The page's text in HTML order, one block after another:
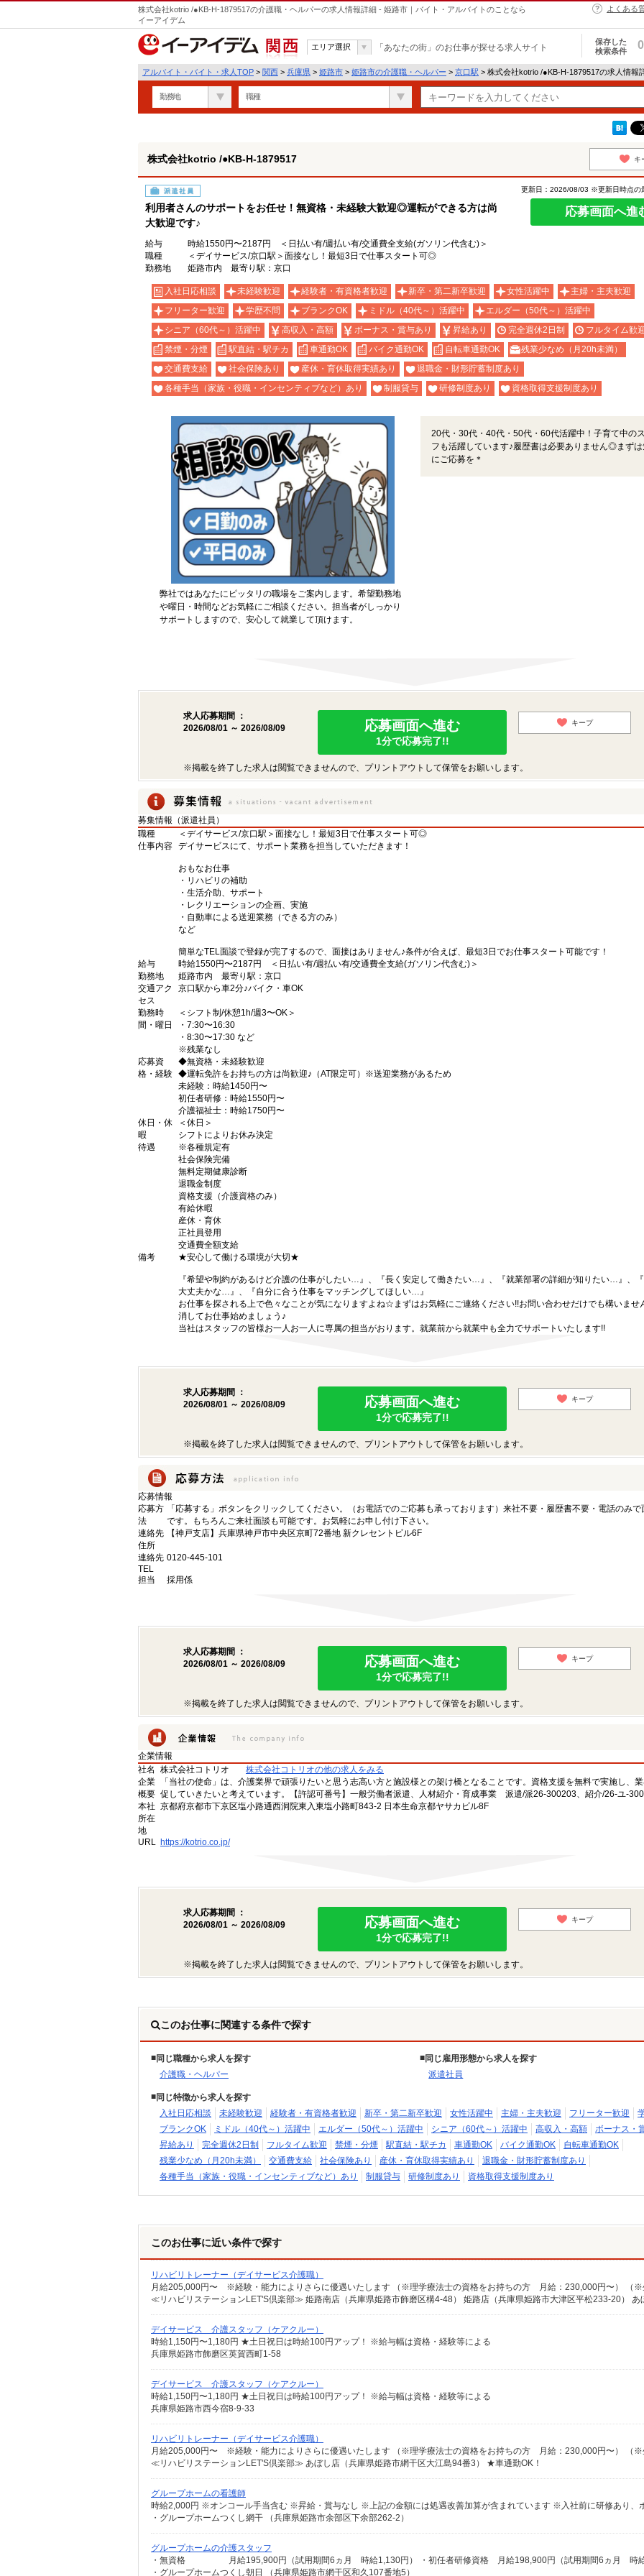
株式会社kotrio /●KB-H-1879517の介護職・ヘルパーの求人情報詳細 - 姫路市｜バイト・アルバイトのことなら
イーアイデム
よくある
関西
エリア選択 「あなたの街」のお仕事が探せる求人サイト
保存した
検索条件
0
アルバイト・バイト・求人TOP > 関西 > 兵庫県 > 姫路市 > 姫路市の介護職・ヘルパー > 京口駅 > 株式会社kotrio /●KB-H-1879517の求人情報
勤務地 職種
株式会社kotrio /●KB-H-1879517 キ
派遣社員
利用者さんのサポートをお任せ！無資格・未経験大歓迎◎運転ができる方は尚
大歓迎です♪
更新日：2026/08/03 ※更新日時点の
応募画面へ進
給与
時給1550円〜2187円 ＜日払い有/週払い有/交通費全支給(ガソリン代含む)＞
職種
＜デイサービス/京口駅＞面接なし！最短3日で仕事スタート可◎
勤務地
姫路市内 最寄り駅：京口
入社日応相談 未経験歓迎 経験者・有資格者歓迎 新卒・第二新卒歓迎 女性活躍中
主婦・主夫歓迎
フリーター歓迎
学歴不問 ブランクOK ミドル（40代～）活躍中
エルダー（50代～）活躍中
シニア（60代～）活躍中
高収入・高額 ボーナス・賞与あり 昇給あり 完全週休2日制
フルタイム歓
禁煙・分煙
駅直結・駅チカ 車通勤OK バイク通勤OK 自転車通勤OK
残業少なめ（月20h未満）
交通費支給
社会保険あり 産休・育休取得実績あり
退職金・財形貯蓄制度あり
各種手当（家族・役職・インセンティブなど）あり
制服貸与 研修制度あり 資格取得支援制度あり
弊社ではあなたにピッタリの職場をご案内します。希望勤務地
や曜日・時間などお気軽にご相談ください。担当者がしっかり
サポートしますので、安心して就業して頂けます。
20代・30代・40代・50代・60代活躍中！子育て中の
フも活躍しています♪履歴書は必要ありません◎まずは
にご応募を＊
求人応募期間 ：
2026/08/01 ～ 2026/08/09
応募画面へ進む
1分で応募完了!!
キープ
※掲載を終了した求人は閲覧できませんので、プリントアウトして保管をお願いします。
募集情報（派遣社員）
職種
＜デイサービス/京口駅＞面接なし！最短3日で仕事スタート可◎
仕事内容 デイサービスにて、サポート業務を担当していただきます！
おもなお仕事
・リハビリの補助
・生活介助、サポート
・レクリエーションの企画、実施
・自動車による送迎業務（できる方のみ）
など
簡単なTEL面談で登録が完了するので、面接はありません♪条件が合えば、最短3日でお仕事スタート可能です！
給与
時給1550円〜2187円 ＜日払い有/週払い有/交通費全支給(ガソリン代含む)＞
勤務地
姫路市内 最寄り駅：京口
交通アク
セス
京口駅から車2分♪バイク・車OK
勤務時
間・曜日
＜シフト制/休憩1h/週3〜OK＞
・7:30〜16:30
・8:30〜17:30 など
※残業なし
応募資
格・経験
◆無資格・未経験歓迎
◆運転免許をお持ちの方は尚歓迎♪（AT限定可）※送迎業務があるため
未経験：時給1450円〜
初任者研修：時給1550円〜
介護福祉士：時給1750円〜
休日・休
暇
＜休日＞
シフトによりお休み決定
待遇
※各種規定有
社会保険完備
無料定期健康診断
退職金制度
資格支援（介護資格のみ）
有給休暇
産休・育休
正社員登用
交通費全額支給
備考
★安心して働ける環境が大切★
『希望や制約があるけど介護の仕事がしたい…』、『長く安定して働きたい…』、『就業部署の詳細が知りたい…』、
大丈夫かな…』、『自分に合う仕事をマッチングしてほしい…』
お仕事を探される上で色々なことが気になりますよね☆まずはお気軽にご連絡ください!!お問い合わせだけでも構いませ
消してお仕事始めましょう♪
当社はスタッフの皆様お一人お一人に専属の担当がおります。就業前から就業中も全力でサポートいたします!!
求人応募期間 ：
2026/08/01 ～ 2026/08/09
応募画面へ進む
1分で応募完了!!
キープ
※掲載を終了した求人は閲覧できませんので、プリントアウトして保管をお願いします。
応募情報
応募方
法
「応募する」ボタンをクリックしてください。（お電話でのご応募も承っております）来社不要・履歴書不要・電話のみで
です。もちろんご来社面談も可能です。お気軽にお申し付け下さい。
連絡先
住所
【神戸支店】兵庫県神戸市中央区京町72番地 新クレセントビル6F
連絡先
TEL
0120-445-101
担当 採用係
求人応募期間 ：
2026/08/01 ～ 2026/08/09
応募画面へ進む
1分で応募完了!!
キープ
※掲載を終了した求人は閲覧できませんので、プリントアウトして保管をお願いします。
企業情報
社名
株式会社コトリオ
株式会社コトリオの他の求人をみる
企業
概要
「当社の使命」は、介護業界で頑張りたいと思う志高い方と施設様との架け橋となることです。資格支援を無料で実施し、
促していきたいと考えています。【許認可番号】一般労働者派遣、人材紹介・育成事業 派遣/派26-300203、紹介/26-ユ-
本社
所在
地
京都府京都市下京区塩小路通西洞院東入東塩小路町843-2 日本生命京都ヤサカビル8F
URL https://kotrio.co.jp/
求人応募期間 ：
2026/08/01 ～ 2026/08/09
応募画面へ進む
1分で応募完了!!
キープ
※掲載を終了した求人は閲覧できませんので、プリントアウトして保管をお願いします。
このお仕事に関連する条件で探す
同じ職種から求人を探す
介護職・ヘルパー
同じ雇用形態から求人を探す
派遣社員
同じ特徴から求人を探す
入社日応相談
未経験歓迎 経験者・有資格者歓迎 新卒・第二新卒歓迎 女性活躍中 主婦・主夫歓迎 フリーター歓迎
ブランクOK
ミドル（40代～）活躍中 エルダー（50代～）活躍中 シニア（60代～）活躍中 高収入・高額
ボーナス・
昇給あり
完全週休2日制 フルタイム歓迎 禁煙・分煙 駅直結・駅チカ 車通勤OK バイク通勤OK
自転車通勤OK
残業少なめ（月20h未満）
交通費支給 社会保険あり 産休・育休取得実績あり
退職金・財形貯蓄制度あり
各種手当（家族・役職・インセンティブなど）あり
制服貸与 研修制度あり 資格取得支援制度あり
このお仕事に近い条件で探す
リハビリトレーナー（デイサービス介護職）
デイサービス 介護スタッフ（ケアクルー）
時給1,150円〜1,180円 ★土日祝日は時給100円アップ！ ※給与幅は資格・経験等による
兵庫県姫路市飾磨区英賀西町1-58
デイサービス 介護スタッフ（ケアクルー）
時給1,150円〜1,180円 ★土日祝日は時給100円アップ！ ※給与幅は資格・経験等による
兵庫県姫路市西今宿8-9-33
リハビリトレーナー（デイサービス介護職）
≪リハビリステーションLET'S倶楽部≫ あぼし店（兵庫県姫路市網干区大江島94番3） ★車通勤OK！
グループホームの看護師
・グループホームつくし網干 （兵庫県姫路市余部区下余部262-2）
グループホームの介護スタッフ
・グループホームつくし朝日 （兵庫県姫路市網干区和久107番地5）